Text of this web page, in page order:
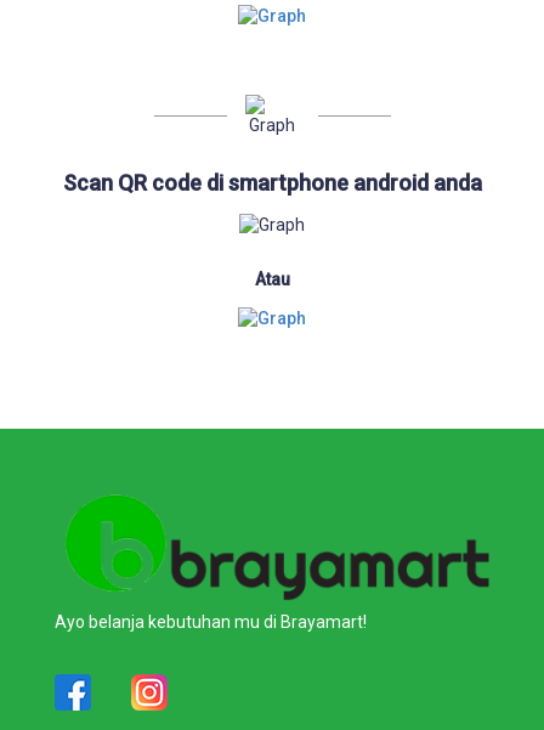
Scan QR code di smartphone android anda
Atau
Ayo belanja kebutuhan mu di Brayamart!